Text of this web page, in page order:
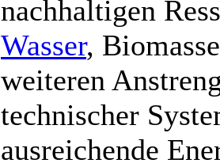
nachhaltigen
Wasser,
weiteren
technischer
ausreichende